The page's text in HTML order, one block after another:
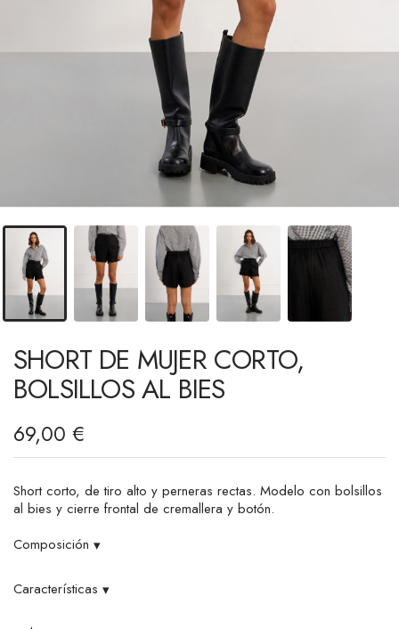
SHORT DE MUJER CORTO,
BOLSILLOS AL BIES
69,00 €
Short corto, de tiro alto y perneras rectas. Modelo con bolsillos
al bies y cierre frontal de cremallera y botón.
Composición ▾
Características ▾